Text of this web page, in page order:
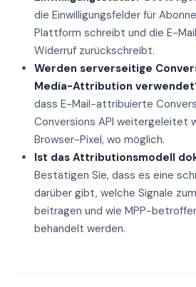
die Einwilligungsfelder für
Plattform schreibt und die E-
Widerruf zurückschreibt.
Werden serverseitige
Media-Attribution
dass E-Mail-attribuierte
Conversions API weitergeleitet
Browser-Pixel, wo möglich.
Ist das Attributionsmodell
Bestätigen Sie, dass es eine
darüber gibt, welche Signale
beitragen und wie MPP-
behandelt werden.